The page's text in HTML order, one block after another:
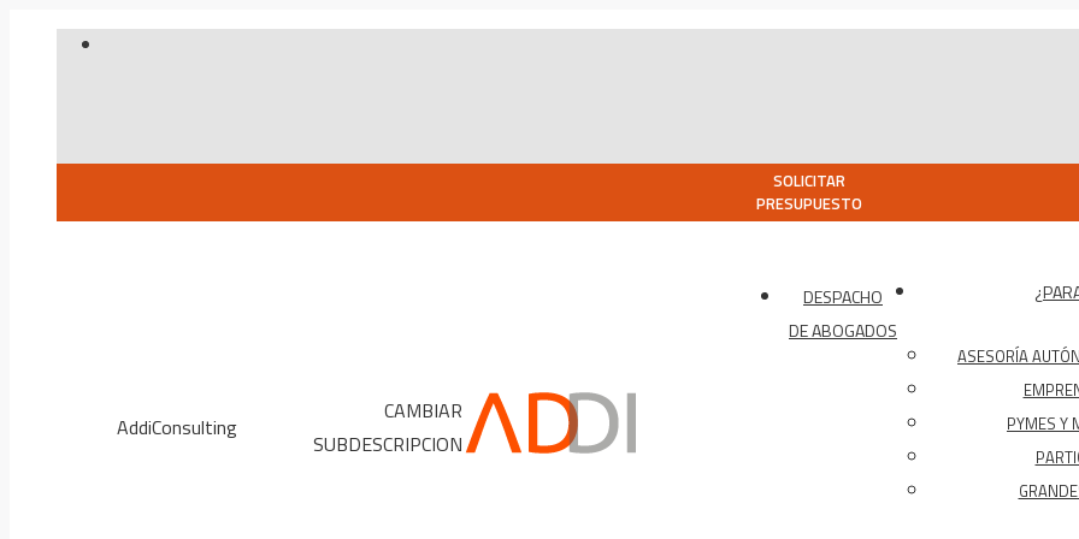
SOLICITAR
PRESUPUESTO
AddiConsulting
CAMBIAR
SUBDESCRIPCION
DESPACHO
DE ABOGADOS
ASESORÍA
PYMES Y